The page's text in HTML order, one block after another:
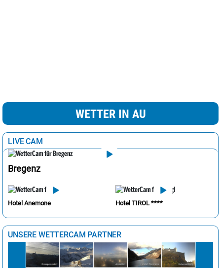
WETTER IN AU
LIVE CAM
Bregenz
Hotel Anemone Hotel TIROL ****
UNSERE WETTERCAM PARTNER